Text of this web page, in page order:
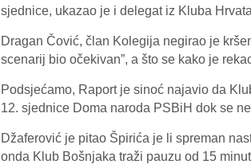
sjednice, ukazao je i delegat iz Kluba
Dragan Čović, član Kolegija negirao je
scenarij bio očekivan”, a što se kako je
Podsjećamo, Raport je sinoć najavio da
12. sjednice Doma naroda PSBiH dok se
Džaferović je pitao Špirića je li spreman
onda Klub Bošnjaka traži pauzu od 15